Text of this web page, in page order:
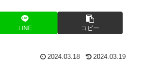
LINE コピー
2024.03.18 2024.03.19